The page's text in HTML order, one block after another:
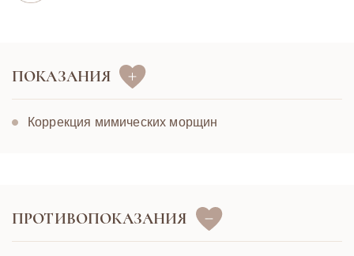
ПОКАЗАНИЯ
Коррекция мимических морщин
ПРОТИВОПОКАЗАНИЯ